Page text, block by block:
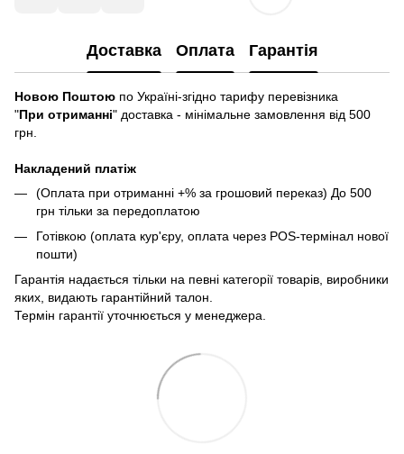
Доставка Оплата Гарантія
Новою Поштою по Україні-згідно тарифу перевізника
"При отриманні" доставка - мінімальне замовлення від 500
грн.
Накладений платіж
(Оплата при отриманні +% за грошовий переказ) До 500
грн тільки за передоплатою
Готівкою (оплата кур'єру, оплата через POS-термінал нової
пошти)
Гарантія надається тільки на певні категорії товарів, виробники
яких, видають гарантійний талон.
Термін гарантії уточнюється у менеджера.